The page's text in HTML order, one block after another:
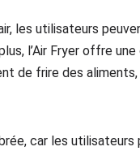
les utilisateurs
l’Air Fryer offre
de frire des
car les